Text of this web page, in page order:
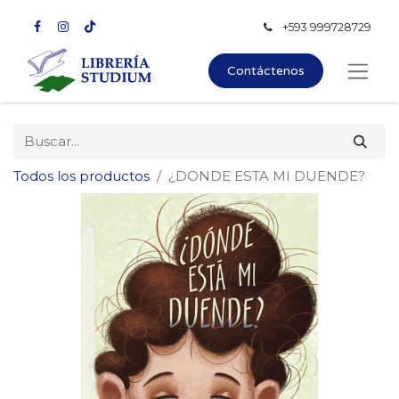
+593 999728729
Contáctenos
Todos los productos ¿DONDE ESTA MI DUENDE?